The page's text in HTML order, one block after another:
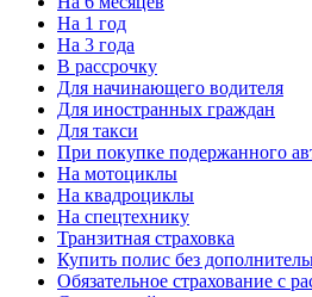
На 1 год
На 3 года
В рассрочку
Для начинающего водителя
Для иностранных граждан
Для такси
При покупке подержанного
На мотоциклы
На квадроциклы
На спецтехнику
Транзитная страховка
Купить полис без
Обязательное страхование с